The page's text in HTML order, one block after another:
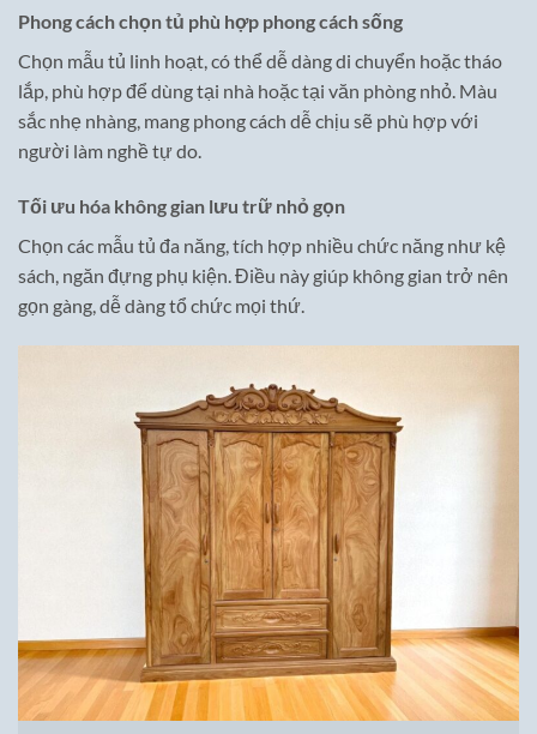
Phong cách chọn tủ phù hợp phong cách sống
Chọn mẫu tủ linh hoạt, có thể dễ dàng di chuyển hoặc tháo
lắp, phù hợp để dùng tại nhà hoặc tại văn phòng nhỏ. Màu
sắc nhẹ nhàng, mang phong cách dễ chịu sẽ phù hợp với
người làm nghề tự do.
Tối ưu hóa không gian lưu trữ nhỏ gọn
Chọn các mẫu tủ đa năng, tích hợp nhiều chức năng như kệ
sách, ngăn đựng phụ kiện. Điều này giúp không gian trở nên
gọn gàng, dễ dàng tổ chức mọi thứ.